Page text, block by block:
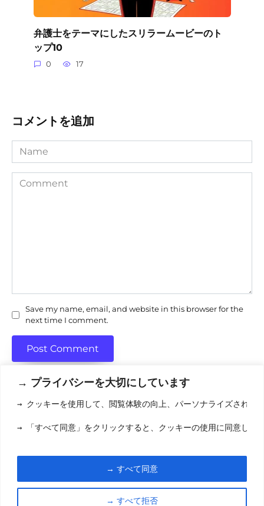
→ プライバシーを大切にしています
→ クッキーを使用して、閲覧体験の向上、パーソナライズされた
→ 「すべて同意」をクリックすると、クッキーの使用に同意した
→ すべて拒否
→ すべて同意
弁護士をテーマにしたスリラームービーのト
ップ10
0 17
コメントを追加
Name
Comment
Save my name, email, and website in this browser for the
next time I comment.
利用規約(りようきやく
© 2026 eigamori.com